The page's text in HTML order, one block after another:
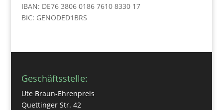
IBAN: DE76 3806 0186 7610 8330 17
BIC: GENODED1BRS
Geschäftsstelle:
Ute Braun-Ehrenpreis
Quettinger Str. 42